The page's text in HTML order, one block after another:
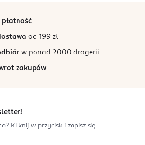
BEZPIECZEŃSTWA
ODPOWIEDZIALNY
Pro sp. z o.o.
opinie są zweryfikowane zakupem.
0%
0%
płatność
od 199 zł
w ponad 2000 drogerii
zakupów
Kliknij w przycisk i zapisz się